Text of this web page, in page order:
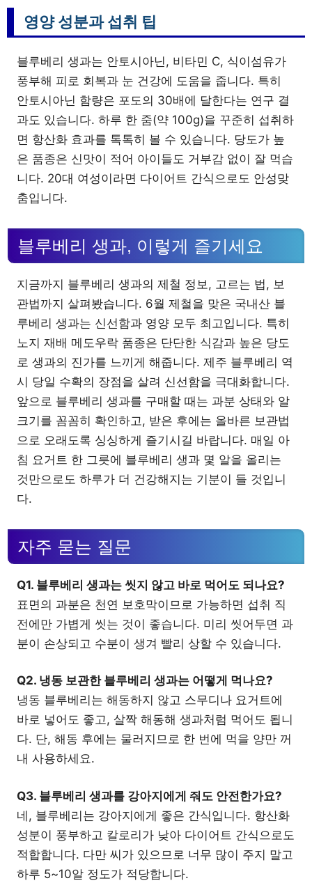
영양 성분과 섭취 팁
블루베리 생과는 안토시아닌, 비타민 C, 식이섬유가
풍부해 피로 회복과 눈 건강에 도움을 줍니다. 특히
안토시아닌 함량은 포도의 30배에 달한다는 연구 결
과도 있습니다. 하루 한 줌(약 100g)을 꾸준히 섭취하
면 항산화 효과를 톡톡히 볼 수 있습니다. 당도가 높
은 품종은 신맛이 적어 아이들도 거부감 없이 잘 먹습
니다. 20대 여성이라면 다이어트 간식으로도 안성맞
춤입니다.
블루베리 생과, 이렇게 즐기세요
지금까지 블루베리 생과의 제철 정보, 고르는 법, 보
관법까지 살펴봤습니다. 6월 제철을 맞은 국내산 블
루베리 생과는 신선함과 영양 모두 최고입니다. 특히
노지 재배 메도우락 품종은 단단한 식감과 높은 당도
로 생과의 진가를 느끼게 해줍니다. 제주 블루베리 역
시 당일 수확의 장점을 살려 신선함을 극대화합니다.
앞으로 블루베리 생과를 구매할 때는 과분 상태와 알
크기를 꼼꼼히 확인하고, 받은 후에는 올바른 보관법
으로 오래도록 싱싱하게 즐기시길 바랍니다. 매일 아
침 요거트 한 그릇에 블루베리 생과 몇 알을 올리는
것만으로도 하루가 더 건강해지는 기분이 들 것입니
다.
자주 묻는 질문
Q1. 블루베리 생과는 씻지 않고 바로 먹어도 되나요?
표면의 과분은 천연 보호막이므로 가능하면 섭취 직
전에만 가볍게 씻는 것이 좋습니다. 미리 씻어두면 과
분이 손상되고 수분이 생겨 빨리 상할 수 있습니다.
Q2. 냉동 보관한 블루베리 생과는 어떻게 먹나요?
냉동 블루베리는 해동하지 않고 스무디나 요거트에
바로 넣어도 좋고, 살짝 해동해 생과처럼 먹어도 됩니
다. 단, 해동 후에는 물러지므로 한 번에 먹을 양만 꺼
내 사용하세요.
Q3. 블루베리 생과를 강아지에게 줘도 안전한가요?
네, 블루베리는 강아지에게 좋은 간식입니다. 항산화
성분이 풍부하고 칼로리가 낮아 다이어트 간식으로도
적합합니다. 다만 씨가 있으므로 너무 많이 주지 말고
하루 5~10알 정도가 적당합니다.